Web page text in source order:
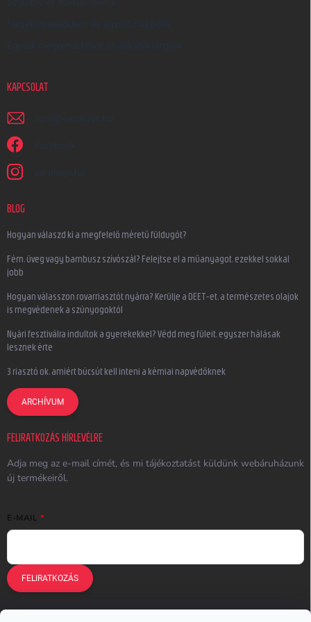
Nagykereskedelem és együttműködés
Egyedi megrendelések és ajándéktárgyak
KAPCSOLAT
irjon @ earplugs.hu
Facebook
earplugs.hu
BLOG
Hogyan válaszd ki a megfelelő méretű füldugót?
Fém, üveg vagy bambusz szívószál? Felejtse el a műanyagot, ezekkel sokkal
jobb
Hogyan válasszon rovarriasztót nyárra? Kerülje a DEET-et, a természetes olajok
is megvédenek a szúnyogoktól
Nyári fesztiválra indultok a gyerekekkel? Védd meg füleit, egyszer hálásak
lesznek érte
3 riasztó ok, amiért búcsút kell inteni a kémiai napvédőknek
ARCHÍVUM
FELIRATKOZÁS HÍRLEVÉLRE
Adja meg az e-mail címét, és mi tájékoztatást küldünk webáruházunk
új termékeiről.
E-MAIL
FELIRATKOZÁS